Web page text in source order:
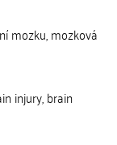
mozku, mozková
injury, brain